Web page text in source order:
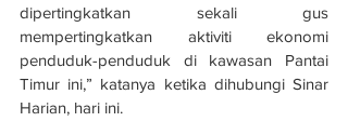
dipertingkatkan sekali gus
mempertingkatkan aktiviti ekonomi
penduduk-penduduk di kawasan Pantai
Timur ini,” katanya ketika dihubungi Sinar
Harian, hari ini.